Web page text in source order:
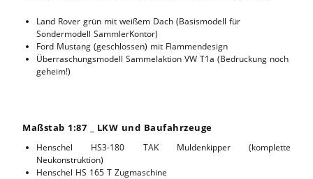
Land Rover grün mit weißem Dach (Basismodell für
Sondermodell SammlerKontor)
Ford Mustang (geschlossen) mit Flammendesign
Überraschungsmodell Sammelaktion VW T1a (Bedruckung noch
geheim!)
Maßstab 1:87 _ LKW und Baufahrzeuge
Henschel HS3-180 TAK Muldenkipper (komplette
Neukonstruktion)
Henschel HS 165 T Zugmaschine